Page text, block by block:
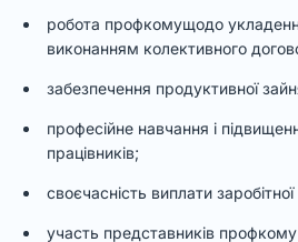
робота профкомущодо
виконанням колективного
забезпечення продуктивної
професійне навчання і
працівників;
своєчасність виплати
участь представників профкому